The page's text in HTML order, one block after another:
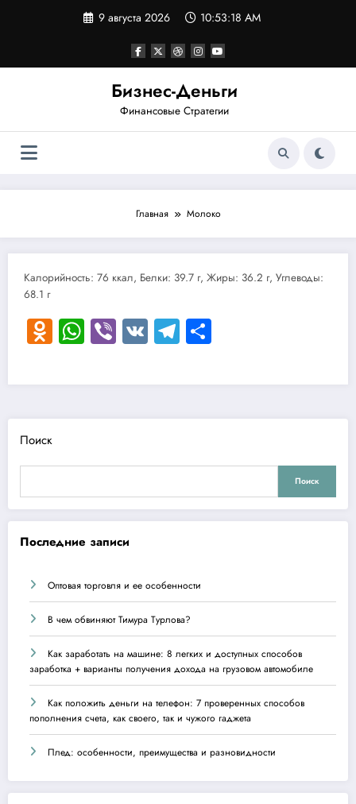
9 августа 2026 10:53:18 AM
Бизнес-Деньги
Финансовые Стратегии
Главная Молоко
Калорийность: 76 ккал, Белки: 39.7 г, Жиры: 36.2 г, Углеводы:
68.1 г
Odnoklassniki
WhatsApp
Viber
VKTelegram
Поиск
Поиск
Последние записи
Оптовая торговля и ее особенности
В чем обвиняют Тимура Турлова?
Как заработать на машине: 8 легких и доступных способов
заработка + варианты получения дохода на грузовом автомобиле
Как положить деньги на телефон: 7 проверенных способов
пополнения счета, как своего, так и чужого гаджета
Плед: особенности, преимущества и разновидности